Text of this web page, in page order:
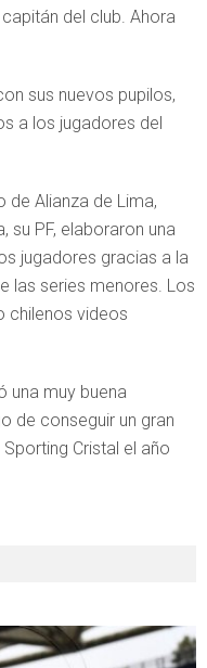
del club. Ahora
sus nuevos pupilos,
a los jugadores del
Alianza de Lima,
su PF, elaboraron una
jugadores gracias a la
las series menores. Los
chilenos videos
una muy buena
de conseguir un gran
Cristal el año